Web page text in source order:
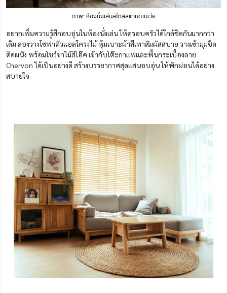
ภาพ: ห้องนั่งเล่นสไตล์สแกนดิเนเวีย
อยากเพิ่มความรู้สึกอบอุ่นในห้องนั่งเล่น ให้ครอบครัวได้ใกล้ชิดกันมากกว่า
เดิม ลองวางโซฟาตัวแอลโครงไม้ หุ้มเบาะผ้าสีเทาสัมผัสสบาย วางเข้ามุมชิด
ติดผนัง พร้อมโชว์ขาไม้สีโอ๊ค เข้ากับโต๊ะกาแฟและพื้นกระเบื้องลาย
Chervon ได้เป็นอย่างดี สร้างบรรยากาศสุดแสนอบอุ่น ให้พักผ่อนได้อย่าง
สบายใจ